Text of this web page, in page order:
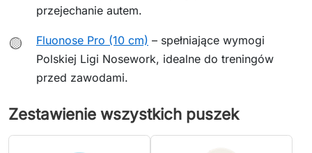
przejechanie autem.
🟡 Fluonose Pro (10 cm) – spełniające wymogi
Polskiej Ligi Nosework, idealne do treningów
przed zawodami.
Zestawienie wszystkich puszek